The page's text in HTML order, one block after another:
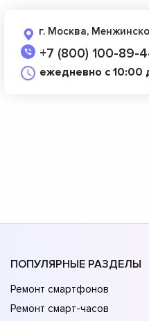
г. Москва,
+7 (800) 100-89-
ежедневно с 10:00
ПОПУЛЯРНЫЕ РАЗДЕЛЫ
Ремонт смартфонов
Ремонт смарт-часов